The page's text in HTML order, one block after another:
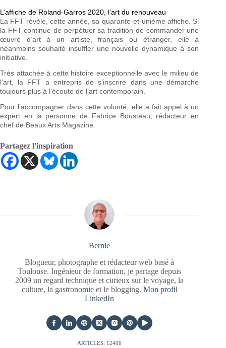
L’affiche de Roland-Garros 2020, l’art du renouveau
La FFT révèle, cette année, sa quarante-et-unième affiche. Si
la FFT continue de perpétuer sa tradition de commander une
œuvre d’art à un artiste, français ou étranger, elle a
néanmoins souhaité insuffler une nouvelle dynamique à son
initiative.
Très attachée à cette histoire exceptionnelle avec le milieu de
l’art, la FFT a entrepris de s’inscrire dans une démarche
toujours plus à l’écoute de l’art contemporain.
Pour l’accompagner dans cette volonté, elle a fait appel à un
expert en la personne de Fabrice Bousteau, rédacteur en
chef de Beaux Arts Magazine.
Partagez l'inspiration
Bernie
Blogueur, photographe et rédacteur web basé à
Toulouse. Ingénieur de formation, je partage depuis
2009 un regard technique et curieux sur le voyage, la
culture, la gastronomie et le blogging. Mon profil
LinkedIn
ARTICLES: 12406